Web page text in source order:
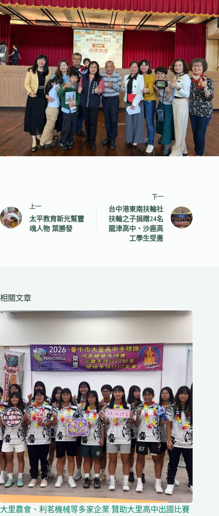
上一
太平教育新光幫靈
魂人物 葉勝發
下一
台中港東南扶輪社
扶輪之子捐贈24名
龍津高中、沙鹿高
工學生受惠
相關文章
大里農會、利茗機械等多家企業 贊助大里高中出國比賽